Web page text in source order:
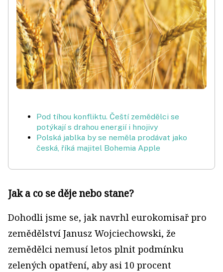
Pod tíhou konfliktu. Čeští zemědělci se
potýkají s drahou energií i hnojivy
Polská jablka by se neměla prodávat jako
česká, říká majitel Bohemia Apple
Jak a co se děje nebo stane?
Dohodli jsme se, jak navrhl eurokomisař pro
zemědělství Janusz Wojciechowski, že
zemědělci nemusí letos plnit podmínku
zelených opatření, aby asi 10 procent